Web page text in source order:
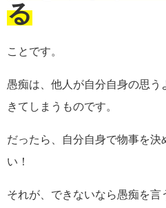
る
ことです。
愚痴は、他人が自分自身の思う
きてしまうものです。
だったら、自分自身で物事を決
い！
それが、できないなら愚痴を言